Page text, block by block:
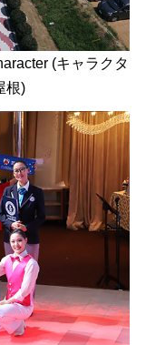
(キャラクタ
根)